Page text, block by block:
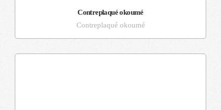
Contreplaqué okoumé
Contreplaqué okoumé